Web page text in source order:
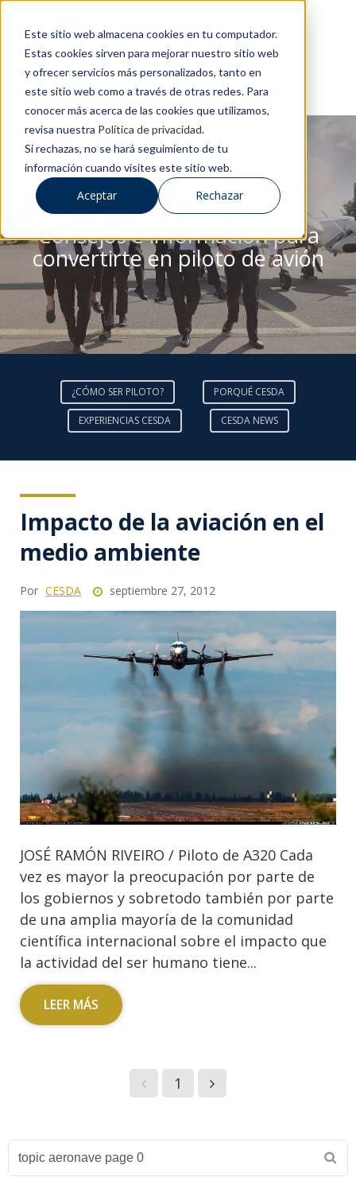
Este sitio web almacena cookies en tu computador.
Estas cookies sirven para mejorar nuestro sitio web
y ofrecer servicios más personalizados, tanto en
este sitio web como a través de otras redes. Para
conocer más acerca de las cookies que utilizamos,
revisa nuestra Política de privacidad.
Si rechazas, no se hará seguimiento de tu
información cuando visites este sitio web.
Aceptar Rechazar
BLOG DE CESDA
Consejos e información para
convertirte en piloto de avión
¿CÓMO SER PILOTO? PORQUÉ CESDA
EXPERIENCIAS CESDA CESDA NEWS
Impacto de la aviación en el
medio ambiente
Por CESDA septiembre 27, 2012
JOSÉ RAMÓN RIVEIRO / Piloto de A320 Cada
vez es mayor la preocupación por parte de
los gobiernos y sobretodo también por parte
de una amplia mayoría de la comunidad
científica internacional sobre el impacto que
la actividad del ser humano tiene...
LEER MÁS
1